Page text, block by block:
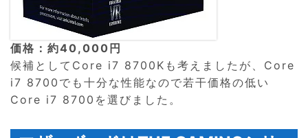
価格：約40,000円
候補としてCore i7 8700Kも考えましたが、Core
i7 8700でも十分な性能なので若干価格の低い
Core i7 8700を選びました。